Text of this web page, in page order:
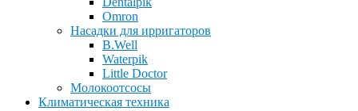
Omron
Насадки для ирригаторов
B.Well
Waterpik
Little Doctor
Молокоотсосы
Климатическая техника